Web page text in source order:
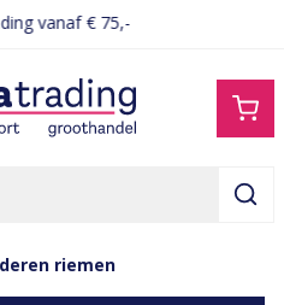
vanaf € 75,-
riemen